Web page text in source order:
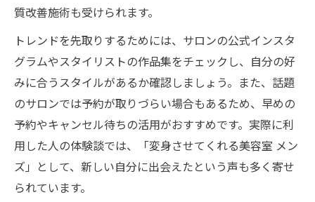
質改善施術も受けられます。
トレンドを先取りするためには、サロンの公式インスタ
グラムやスタイリストの作品集をチェックし、自分の好
みに合うスタイルがあるか確認しましょう。また、話題
のサロンでは予約が取りづらい場合もあるため、早めの
予約やキャンセル待ちの活用がおすすめです。実際に利
用した人の体験談では、「変身させてくれる美容室 メン
ズ」として、新しい自分に出会えたという声も多く寄せ
られています。